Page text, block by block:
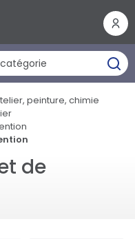
peinture, chimie
de